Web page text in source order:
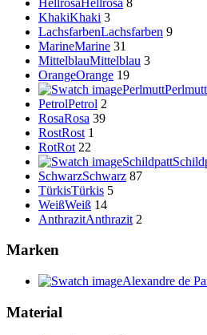
KhakiKhaki 3
LachsfarbenLachsfarben 9
MarineMarine 31
MittelblauMittelblau 3
OrangeOrange 19
PerlmuttPerlmutt
PetrolPetrol 2
RosaRosa 39
RostRost 1
RotRot 22
Schildpatt
SchwarzSchwarz 87
TürkisTürkis 5
WeißWeiß 14
AnthrazitAnthrazit 2
Marken
Alexandre de
Material